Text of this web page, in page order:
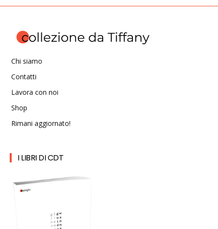
Chi siamo
Contatti
Lavora con noi
Shop
Rimani aggiornato!
I LIBRI DI CDT